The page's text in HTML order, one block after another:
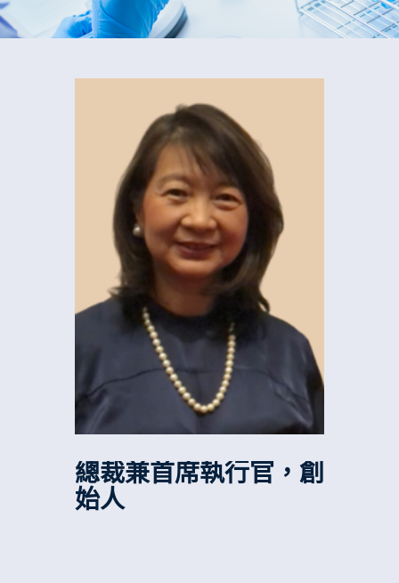
現在捐贈
總裁兼首席執行官，創
始人